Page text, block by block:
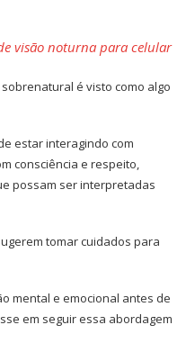
visão noturna para celular
é visto como algo
estar interagindo com
consciência e respeito,
possam ser interpretadas
tomar cuidados para
mental e emocional antes de
em seguir essa abordagem